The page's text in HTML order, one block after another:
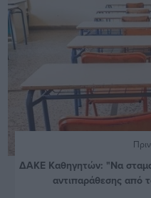
ΔΑΚΕ Καθηγητών: "Να
αντιπαράθεσης από